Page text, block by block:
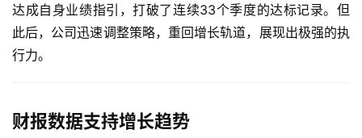
达成自身业绩指引，打破了连续33个季度的达标记录。但
此后，公司迅速调整策略，重回增长轨道，展现出极强的执
行力。
财报数据支持增长趋势